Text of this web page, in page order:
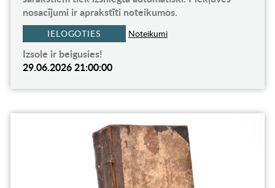
nosacījumi ir aprakstīti noteikumos.
IELOGOTIES Noteikumi
Izsole ir beigusies!
29.06.2026 21:00:00